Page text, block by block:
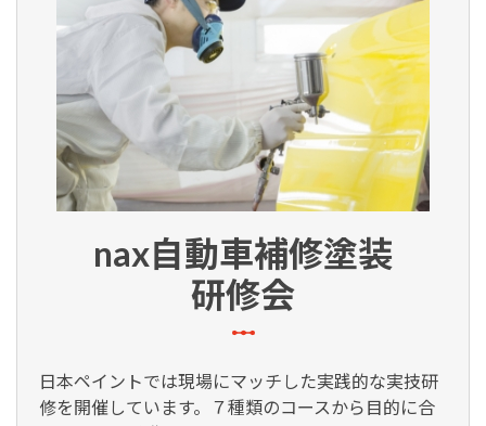
nax自動車補修塗装
研修会
日本ペイントでは現場にマッチした実践的な実技研
修を開催しています。７種類のコースから目的に合